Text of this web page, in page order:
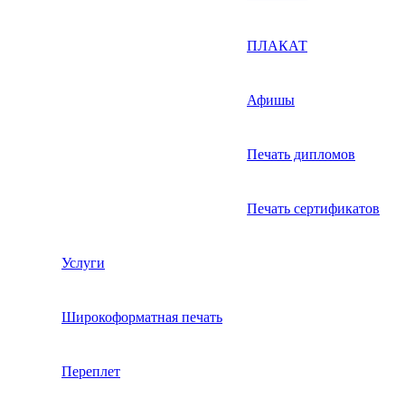
ПЛАКАТ
Афишы
Печать дипломов
Печать сертификатов
Услуги
Широкоформатная печать
Переплет